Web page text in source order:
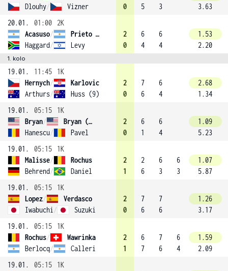
Dlouhy/ Vizner
0
5
3
3.63
20.01.
01:00
2K
Acasuso/
Prieto (13)
Haggard/ Levy
2
0
6
4
6
4
1.53
2.20
1. kolo
19.01. 11:45
1K
Hernych/
Karlovic
Arthurs/ Huss (9)
2
0
7
6
6
4
2.68
1.34
19.01.
05:15
1K
Bryan/
Bryan (1)
Hanescu/ Pavel
2
0
6
1
6
4
1.09
5.23
19.01.
05:15
1K
Malisse/
Rochus
Behrend/ Daniel
2
1
2
6
6
3
6
3
1.07
5.87
19.01.
05:15
1K
Lopez/
Verdasco
Iwabuchi / Suzuki
2
0
7
6
7
6
1.26
3.17
19.01.
05:15
1K
Rochus/
Wawrinka
Berlocq/ Calleri
2
1
6
7
7
6
6
4
1.59
2.09
19.01.
05:15
1K